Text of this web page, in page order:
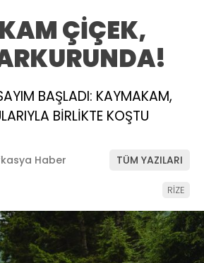
ÇİÇEK,
BAŞLADI: KAYMAKAM,
BİRLİKTE KOŞTU
Haber TÜM YAZILARI
RİZE